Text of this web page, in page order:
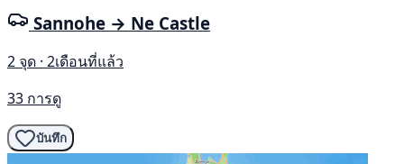
Sannohe → Ne Castle
2 จุด · 2เดือนที่แล้ว
33 การดู
บันทึก